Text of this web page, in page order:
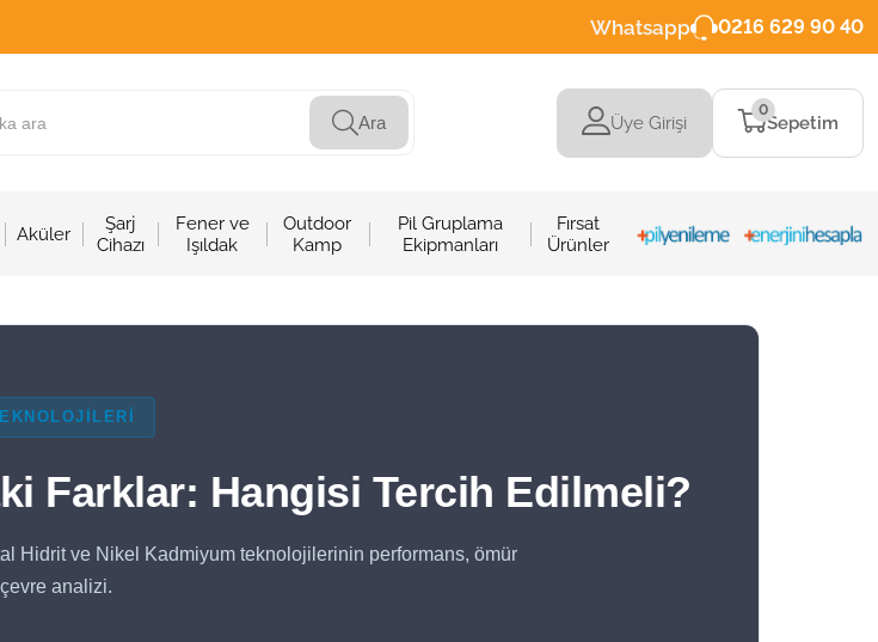
Whatsapp 0216 629 90 40
Ara Üye Girişi Sepetim
0
Aküler
Şarj
Cihazı
Fener ve
Işıldak
Outdoor
Kamp
Pil Gruplama
Ekipmanları
Fırsat
Ürünler
Farklar: Hangisi Tercih Edilmeli?
Hidrit ve Nikel Kadmiyum teknolojilerinin performans, ömür
analizi.